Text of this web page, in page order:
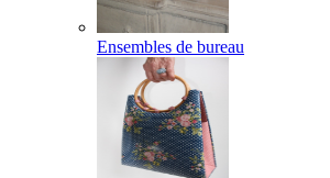
Ensembles de bureau